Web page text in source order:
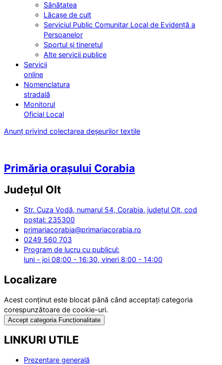
Sănătatea
Lăcașe de cult
Serviciul Public Comunitar Local de Evidență a
Persoanelor
Sportul și tineretul
Alte servicii publice
Servicii
online
Nomenclatura
stradală
Monitorul
Oficial Local
Anunț privind colectarea deșeurilor textile
Primăria orașului Corabia
Județul Olt
Str. Cuza Vodă, numarul 54, Corabia, județul Olt, cod
poștal: 235300
primariacorabia@primariacorabia.ro
0249 560 703
Program de lucru cu publicul:
luni - joi 08:00 - 16:30, vineri 8:00 - 14:00
Localizare
Acest conținut este blocat până când acceptați categoria
corespunzătoare de cookie-uri.
Accept categoria Funcționalitate
LINKURI UTILE
Prezentare generală